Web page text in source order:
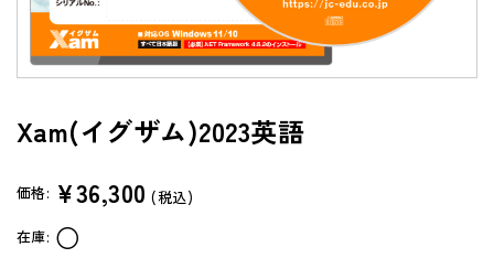
共通テスト/センター試験過去問データベース
センターTen 2026
通常版
（DVD-ROM簡易パッケージ）
アップグレード版
（ダウンロード）
Xam(イグザム)2023英語
価格: ¥36,300 (税込)
在庫: ○